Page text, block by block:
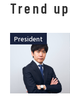
Trend up
President